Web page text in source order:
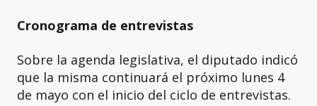
Cronograma de entrevistas
Sobre la agenda legislativa, el diputado indicó
que la misma continuará el próximo lunes 4
de mayo con el inicio del ciclo de entrevistas.